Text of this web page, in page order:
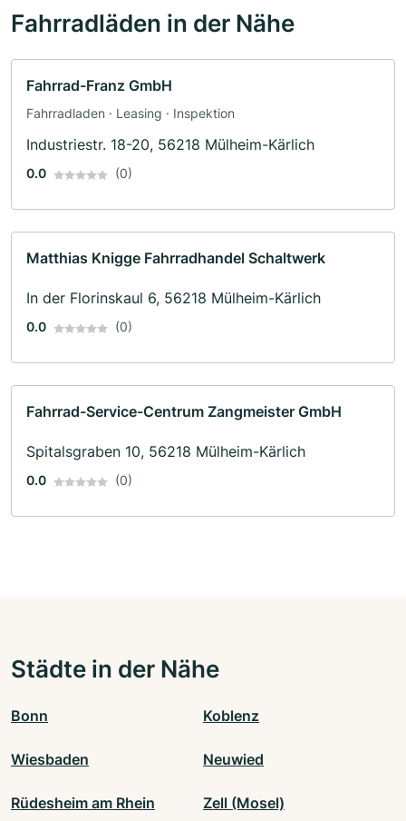
Fahrradläden in der Nähe
Fahrrad-Franz GmbH
Fahrradladen · Leasing · Inspektion
Industriestr. 18-20, 56218 Mülheim-Kärlich
0.0 (0)
Matthias Knigge Fahrradhandel Schaltwerk
In der Florinskaul 6, 56218 Mülheim-Kärlich
0.0 (0)
Fahrrad-Service-Centrum Zangmeister GmbH
Spitalsgraben 10, 56218 Mülheim-Kärlich
0.0 (0)
Städte in der Nähe
Bonn Koblenz
Wiesbaden Neuwied
Rüdesheim am Rhein Zell (Mosel)